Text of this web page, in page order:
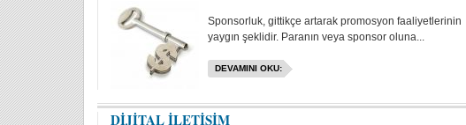
Sponsorluk, gittikçe artarak promosyon faaliyetlerinin
yaygın şeklidir. Paranın veya sponsor oluna...
DEVAMINI OKU:
DİJİTAL İLETİŞİM